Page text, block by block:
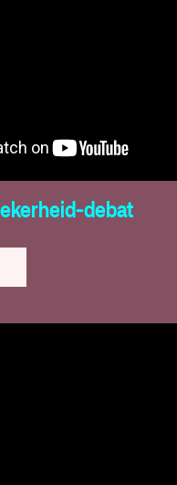
debat